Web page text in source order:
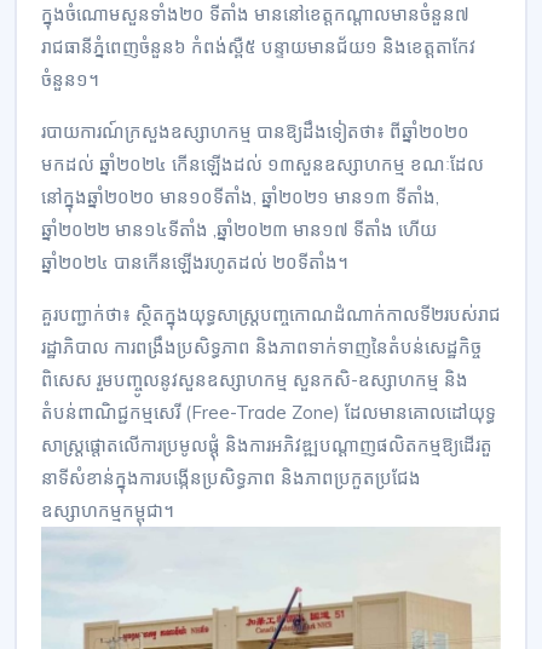
ក្នុងចំណោមសួនទាំង២០ ទីតាំង មាននៅខេត្តកណ្តាលមានចំនួន៧
រាជធានីភ្នំពេញចំនួន៦ កំពង់ស្ពឺ៥ បន្ទាយមានជ័យ១ និងខេត្តតាកែវ
ចំនួន១។
របាយការណ៍ក្រសួងឧស្សាហកម្ម បានឱ្យដឹងទៀតថា៖ ពីឆ្នាំ២០២០
មកដល់ ឆ្នាំ២០២៤ កើនឡើងដល់ ១៣សួនឧស្សាហកម្ម ខណៈដែល
នៅក្នុងឆ្នាំ២០២០ មាន១០ទីតាំង, ឆ្នាំ២០២១ មាន១៣ ទីតាំង,
ឆ្នាំ២០២២ មាន១៤ទីតាំង ,ឆ្នាំ២០២៣ មាន១៧ ទីតាំង ហើយ
ឆ្នាំ២០២៤ បានកើនឡើងរហូតដល់ ២០ទីតាំង។
គួរបញ្ជាក់ថា៖ ស្ថិតក្នុងយុទ្ធសាស្ត្របញ្ចកោណដំណាក់កាលទី២របស់រាជ
រដ្ឋាភិបាល ការពង្រឹងប្រសិទ្ធភាព និងភាពទាក់ទាញនៃតំបន់សេដ្ឋកិច្ច
ពិសេស រួមបញ្ចូលនូវសួនឧស្សាហកម្ម សួនកសិ-ឧស្សាហកម្ម និង
តំបន់ពាណិជ្ជកម្មសេរី (Free-Trade Zone) ដែលមានគោលដៅយុទ្ធ
សាស្ត្រផ្តោតលើការប្រមូលផ្តុំ និងការអភិវឌ្ឍបណ្ដាញផលិតកម្មឱ្យដើរតួ
នាទីសំខាន់ក្នុងការបង្កើនប្រសិទ្ធភាព និងភាពប្រកួតប្រជែង
ឧស្សាហកម្មកម្ពុជា។